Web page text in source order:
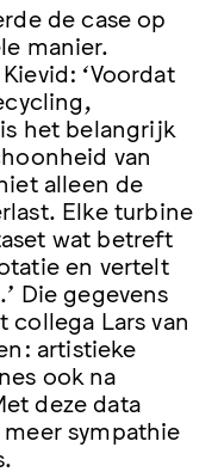
de case op
manier.
‘Voordat
het belangrijk
van
alleen de
Elke turbine
wat betreft
en vertelt
Die gegevens
collega Lars van
artistieke
ook na
deze data
sympathie